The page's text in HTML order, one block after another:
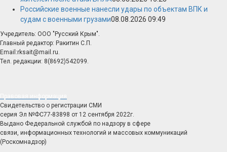
Российские военные нанесли удары по объектам ВПК и
судам с военными грузами08.08.2026 09:49
Учредитель: ООО "Русский Крым".
Главный редактор: Ракитин С.П.
Email:rksait@mail.ru.
Тел. редакции: 8(8692)542099.
Свидетельство о регистрации СМИ
серия Эл №ФС77-83898 от 12 сентября 2022г.
Выдано Федеральной службой по надзору в сфере
связи, информационных технологий и массовых коммуникаций
(Роскомнадзор)